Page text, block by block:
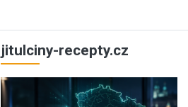
jitulciny-recepty.cz